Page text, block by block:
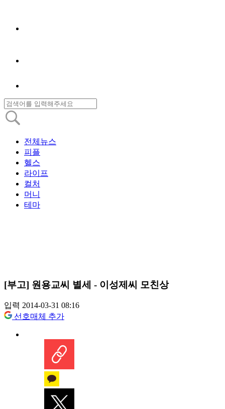
전체뉴스
피플
헬스
라이프
컬처
머니
테마
[부고] 원용교씨 별세 - 이성제씨 모친상
입력 2014-03-31 08:16
선호매체 추가